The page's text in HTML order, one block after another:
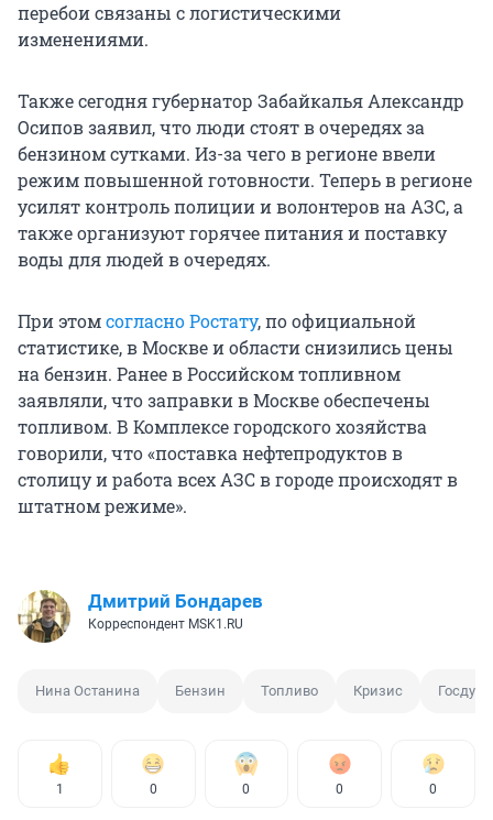
перебои связаны с логистическими
изменениями.
Также сегодня губернатор Забайкалья Александр
Осипов заявил, что люди стоят в очередях за
бензином сутками. Из-за чего в регионе ввели
режим повышенной готовности. Теперь в регионе
усилят контроль полиции и волонтеров на АЗС, а
также организуют горячее питания и поставку
воды для людей в очередях.
При этомсогласно Ростату, по официальной
статистике, в Москве и области снизились цены
на бензин. Ранее в Российском топливном
заявляли, что заправки в Москве обеспечены
топливом. В Комплексе городского хозяйства
говорили, что «поставка нефтепродуктов в
столицу и работа всех АЗС в городе происходят в
штатном режиме».
Дмитрий Бондарев
Корреспондент MSK1.RU
Нина Останина Бензин Топливо Кризис Госдума
1 0 0 0 0